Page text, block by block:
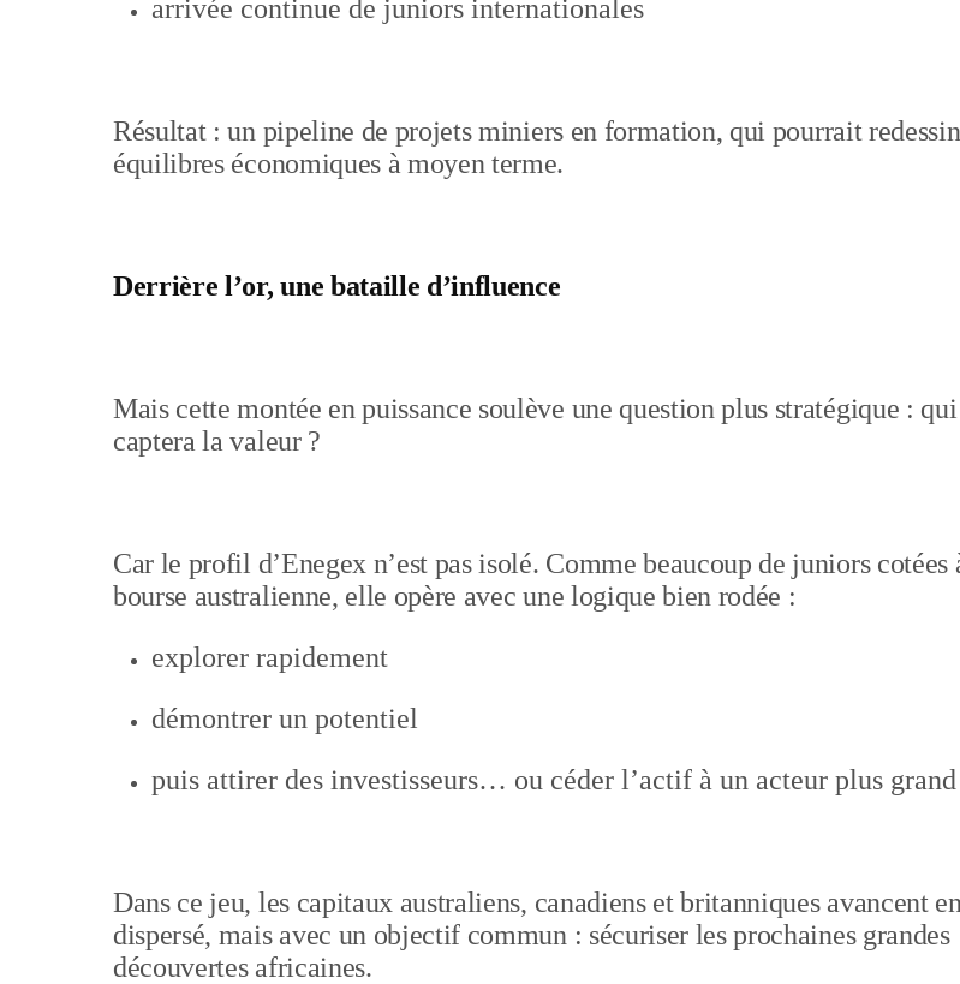
arrivée continue de juniors internationales
Résultat : un pipeline de projets miniers en formation, qui pourrait
équilibres économiques à moyen terme.
Derrière l’or, une bataille d’influence
Mais cette montée en puissance soulève une question plus stratégique : qui
captera la valeur ?
Car le profil d’Enegex n’est pas isolé. Comme beaucoup de juniors cotées
bourse australienne, elle opère avec une logique bien rodée :
explorer rapidement
démontrer un potentiel
puis attirer des investisseurs… ou céder l’actif à un acteur plus grand
Dans ce jeu, les capitaux australiens, canadiens et britanniques avancent
dispersé, mais avec un objectif commun : sécuriser les prochaines grandes
découvertes africaines.